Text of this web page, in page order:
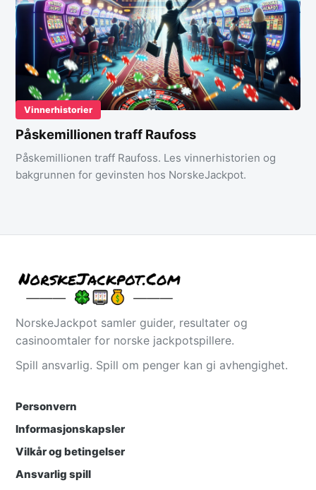
Vinnerhistorier
Påskemillionen traff Raufoss
Påskemillionen traff Raufoss. Les vinnerhistorien og
bakgrunnen for gevinsten hos NorskeJackpot.
NorskeJackpot samler guider, resultater og
casinoomtaler for norske jackpotspillere.
Spill ansvarlig. Spill om penger kan gi avhengighet.
Personvern
Informasjonskapsler
Vilkår og betingelser
Ansvarlig spill